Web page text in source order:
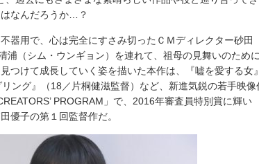
なんだろうか…？
用で、心は完全にすさみ切ったＣＭディレクター砂田
浦（シム・ウンギョン）を連れて、祖母の見舞いのため
つけて成長していく姿を描いた本作は、『嘘を愛する女』
ング』（18／片桐健滋監督）など、新進気鋭の若手映像
PROGRAM」で、2016年審査員特別賞に輝い
優子の第１回監督作だ。